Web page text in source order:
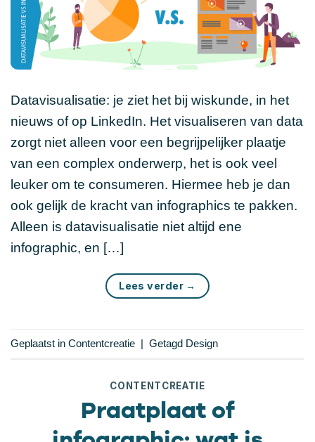
Datavisualisatie: je ziet het bij wiskunde, in het
nieuws of op LinkedIn. Het visualiseren van data
zorgt niet alleen voor een begrijpelijker plaatje
van een complex onderwerp, het is ook veel
leuker om te consumeren. Hiermee heb je dan
ook gelijk de kracht van infographics te pakken.
Alleen is datavisualisatie niet altijd ene
infographic, en […]
Lees verder →
Geplaatst in Contentcreatie | Getagd Design
CONTENTCREATIE
Praatplaat of